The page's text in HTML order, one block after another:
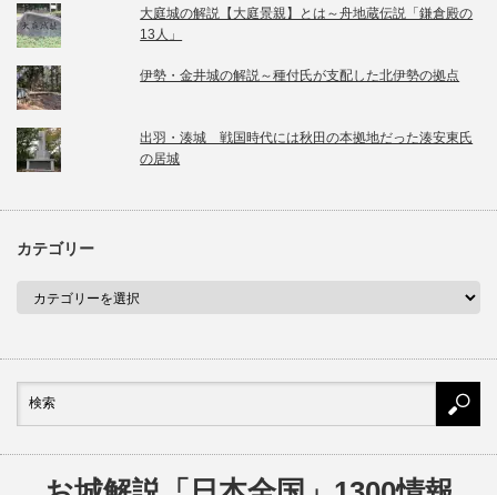
大庭城の解説【大庭景親】とは～舟地蔵伝説「鎌倉殿の
13人」
伊勢・金井城の解説～種付氏が支配した北伊勢の拠点
出羽・湊城 戦国時代には秋田の本拠地だった湊安東氏
の居城
カテゴリー